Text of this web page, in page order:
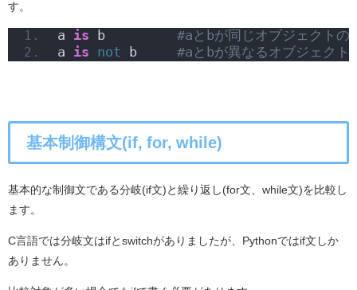
す。
a is b #aとbが同じオブジェクト
a is not b #aとbが異なるオブジェク
基本制御構文(if, for, while)
基本的な制御文である分岐(if文)と繰り返し(for文、while文)を比較し
ます。
C言語では分岐文はifとswitchがありましたが、Pythonではif文しか
ありません。